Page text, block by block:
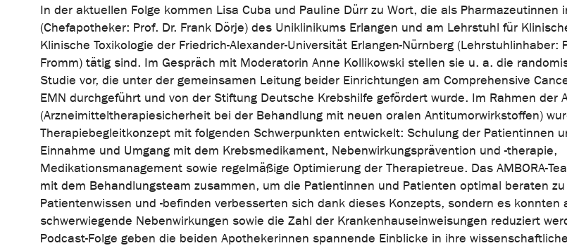
In der aktuellen Folge kommen Lisa Cuba und Pauline Dürr zu Wort, die als Pharmazeutinnen
(Chefapotheker: Prof. Dr. Frank Dörje) des Uniklinikums Erlangen und am Lehrstuhl für
Klinische Toxikologie der Friedrich-Alexander-Universität Erlangen-Nürnberg (Lehrstuhlinhaber:
Fromm) tätig sind. Im Gespräch mit Moderatorin Anne Kollikowski stellen sie u. a. die
Studie vor, die unter der gemeinsamen Leitung beider Einrichtungen am Comprehensive
EMN durchgeführt und von der Stiftung Deutsche Krebshilfe gefördert wurde. Im Rahmen der
(Arzneimitteltherapiesicherheit bei der Behandlung mit neuen oralen Antitumorwirkstoffen)
Therapiebegleitkonzept mit folgenden Schwerpunkten entwickelt: Schulung der Patientinnen
Einnahme und Umgang mit dem Krebsmedikament, Nebenwirkungsprävention und -therapie,
Medikationsmanagement sowie regelmäßige Optimierung der Therapietreue. Das AMBORA-
mit dem Behandlungsteam zusammen, um die Patientinnen und Patienten optimal beraten
Patientenwissen und -befinden verbesserten sich dank dieses Konzepts, sondern es konnten
schwerwiegende Nebenwirkungen sowie die Zahl der Krankenhauseinweisungen reduziert
Podcast-Folge geben die beiden Apothekerinnen spannende Einblicke in ihre